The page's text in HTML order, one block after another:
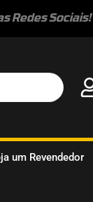
Redes Sociais!
um Revendedor